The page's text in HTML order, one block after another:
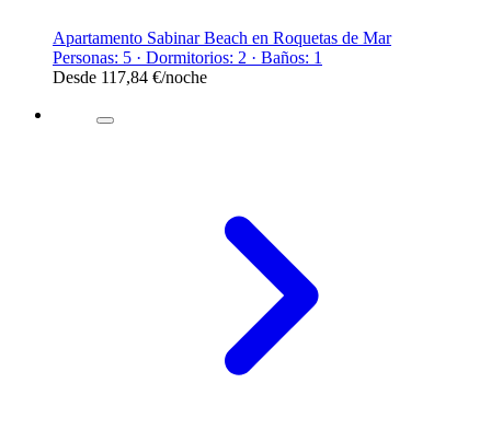
Apartamento Sabinar Beach en Roquetas de Mar
Personas: 5 · Dormitorios: 2 · Baños: 1
Desde 117,84 €/noche